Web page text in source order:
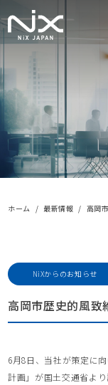
ホーム 最新情報 高岡
NiXからのお知らせ
高岡市歴史的風致
6月8日、当社が策定に
計画」が国土交通省より